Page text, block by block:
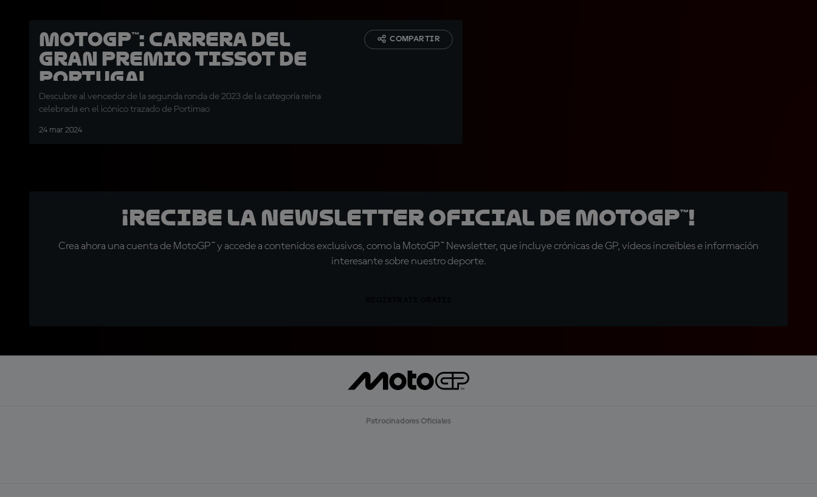
MotoGP™: Carrera del
Gran Premio Tissot de
Portugal
Descubre al vencedor de la segunda ronda de 2023 de la categoría reina
celebrada en el icónico trazado de Portimao
24 mar 2024
COMPARTIR
¡Recibe la Newsletter oficial de MotoGP™!
Crea ahora una cuenta de MotoGP™ y accede a contenidos exclusivos, como la MotoGP™ Newsletter, que incluye crónicas de GP, vídeos increíbles e información
interesante sobre nuestro deporte.
Patrocinadores Oficiales